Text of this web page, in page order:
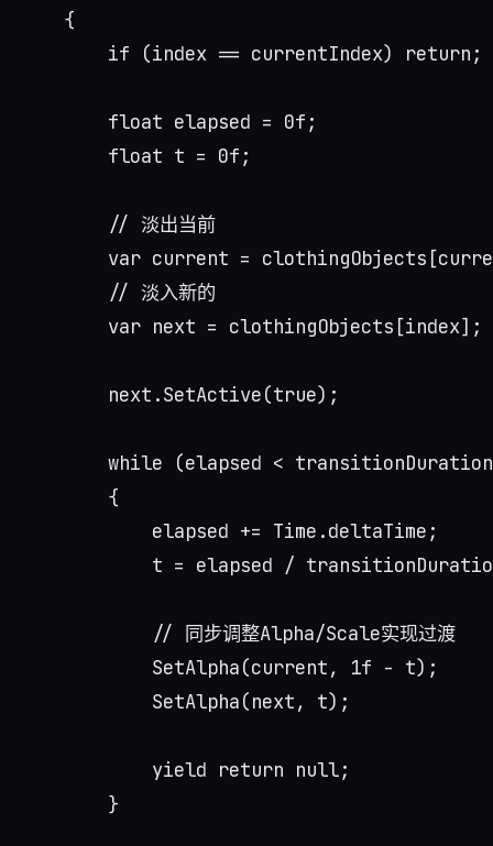
    {
        if (index == currentIndex) return;
        float elapsed = 0f;
        float t = 0f;
        // 淡出当前
var current =
        // 淡入新的
        var next = clothingObjects[index];
        next.SetActive(true);
while (elapsed <
        {
            elapsed += Time.deltaTime;
t = elapsed /
            // 同步调整Alpha/Scale实现过渡
            SetAlpha(current, 1f - t);
            SetAlpha(next, t);
            yield return null;
        }